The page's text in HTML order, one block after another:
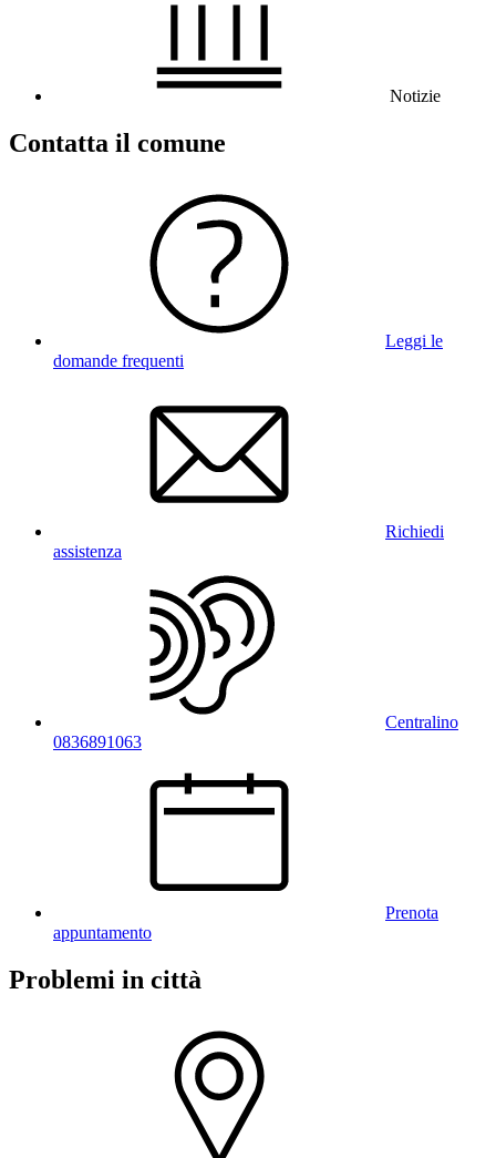
Notizie
Contatta il comune
Leggi le
domande frequenti
Richiedi
assistenza
Centralino
0836891063
Prenota
appuntamento
Problemi in città